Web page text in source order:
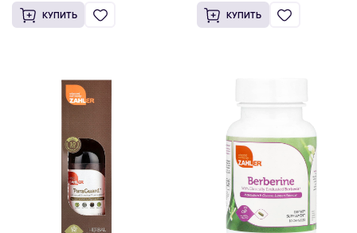
КУПИТЬ КУПИТЬ